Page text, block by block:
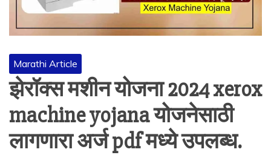
Marathi Article
झेरॉक्स मशीन योजना 2024 xerox
machine yojana योजनेसाठी
लागणारा अर्ज pdf मध्ये उपलब्ध.